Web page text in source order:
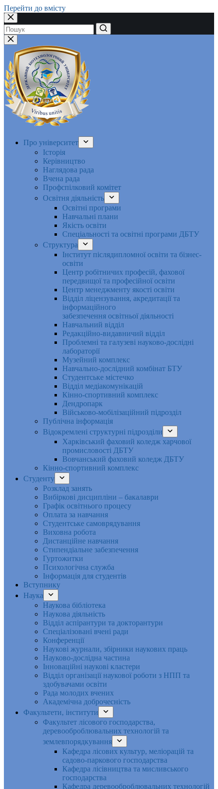
Перейти до вмісту
Немає
результатів
Про університет
Історія
Керівництво
Наглядова рада
Вчена рада
Профспілковий комітет
Освітня діяльність
Освітні програми
Навчальні плани
Якість освіти
Спеціальності та освітні програми ДБТУ
Структура
Інститут післядипломної освіти та бізнес-
освіти
Центр робітничих професій, фахової
передвищої та професійної освіти
Центр менеджменту якості освіти
Відділ ліцензування, акредитації та
інформаційного
забезпечення освітньої діяльності
Навчальний відділ
Редакційно-видавничий відділ
Проблемні та галузеві науково-дослідні
лабораторії
Музейний комплекс
Навчально-дослідний комбінат БТУ
Студентське містечко
Відділ медіакомунікацій
Кінно-спортивний комплекс
Дендропарк
Військово-мобілізаційний підрозділ
Публічна інформація
Відокремлені структурні підрозділи
Харківський фаховий коледж харчової
промисловості ДБТУ
Вовчанський фаховий коледж ДБТУ
Кінно-спортивний комплекс
Студенту
Розклад занять
Вибіркові дисципліни – бакалаври
Графік освітнього процесу
Оплата за навчання
Студентське самоврядування
Виховна робота
Дистанційне навчання
Стипендіальне забезпечення
Гуртожитки
Психологічна служба
Інформація для студентів
Вступнику
Наука
Наукова бібліотека
Наукова діяльність
Відділ аспірантури та докторантури
Спеціалізовані вчені ради
Конференції
Наукові журнали, збірники наукових праць
Науково-дослідна частина
Інноваційні наукові кластери
Відділ організації наукової роботи з НПП та
здобувачами освіти
Рада молодих вчених
Академічна доброчесність
Факультети, інститути
Факультет лісового господарства,
деревооброблювальних технологій та
землевпорядкування
Кафедра лісових культур, меліорацій та
садово-паркового господарства
Кафедра лісівництва та мисливського
господарства
Кафедра деревооброблювальних технологій